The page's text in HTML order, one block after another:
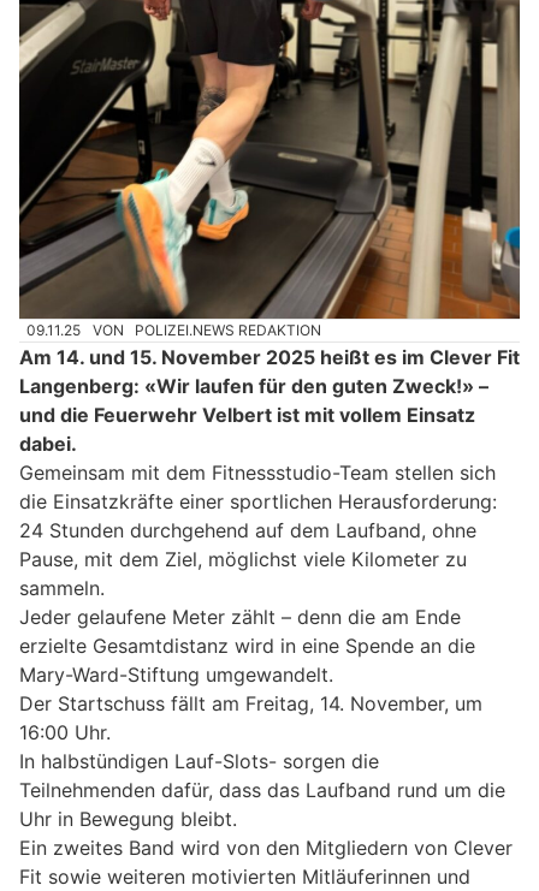
09.11.25 VON POLIZEI.NEWS REDAKTION
Am 14. und 15. November 2025 heißt es im Clever Fit
Langenberg: «Wir laufen für den guten Zweck!» –
und die Feuerwehr Velbert ist mit vollem Einsatz
dabei.
Gemeinsam mit dem Fitnessstudio-Team stellen sich
die Einsatzkräfte einer sportlichen Herausforderung:
24 Stunden durchgehend auf dem Laufband, ohne
Pause, mit dem Ziel, möglichst viele Kilometer zu
sammeln.
Jeder gelaufene Meter zählt – denn die am Ende
erzielte Gesamtdistanz wird in eine Spende an die
Mary-Ward-Stiftung umgewandelt.
Der Startschuss fällt am Freitag, 14. November, um
16:00 Uhr.
In halbstündigen Lauf-Slots- sorgen die
Teilnehmenden dafür, dass das Laufband rund um die
Uhr in Bewegung bleibt.
Ein zweites Band wird von den Mitgliedern von Clever
Fit sowie weiteren motivierten Mitläuferinnen und